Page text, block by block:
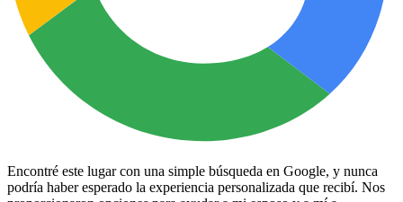
Encontré este lugar con una simple búsqueda en Google, y nunca
podría haber esperado la experiencia personalizada que recibí. Nos